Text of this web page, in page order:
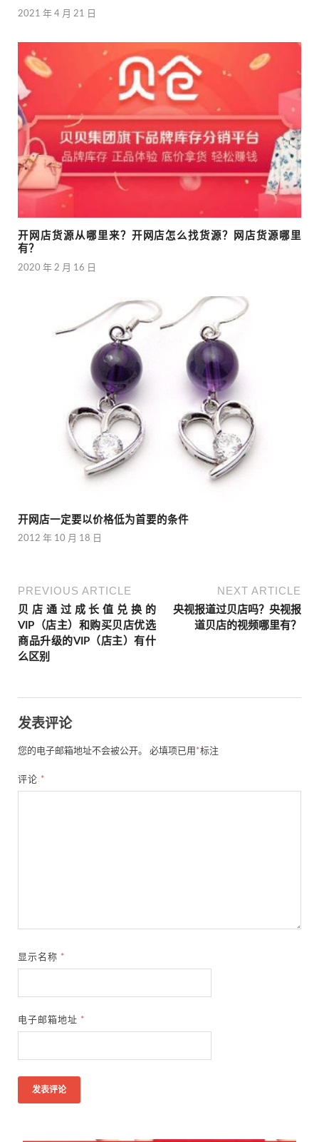
2021 年 4 月 21 日
开网店货源从哪里来？开网店怎么找货源？网店货源哪里
有？
2020 年 2 月 16 日
开网店一定要以价格低为首要的条件
2012 年 10 月 18 日
PREVIOUS ARTICLE
贝店通过成长值兑换的
VIP（店主）和购买贝店优选
商品升级的VIP（店主）有什
么区别
NEXT ARTICLE
央视报道过贝店吗？央视报
道贝店的视频哪里有？
发表评论
您的电子邮箱地址不会被公开。 必填项已用 *标注
评论 *
显示名称 *
电子邮箱地址 *